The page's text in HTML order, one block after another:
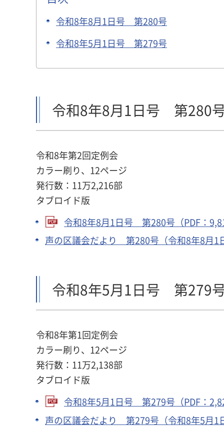
令和8年8月1日号 第280号
令和8年5月1日号 第279号
令和8年8月1日号 第280
令和8年第2回定例会
カラー刷り、12ページ
発行数：11万2,216部
タブロイド版
令和8年8月1日号 第280号（PDF：
声の区議会だより 第280号（令和8年8月1
令和8年5月1日号 第279
令和8年第1回定例会
カラー刷り、12ページ
発行数：11万2,138部
タブロイド版
令和8年5月1日号 第279号（PDF：
声の区議会だより 第279号（令和8年5月1